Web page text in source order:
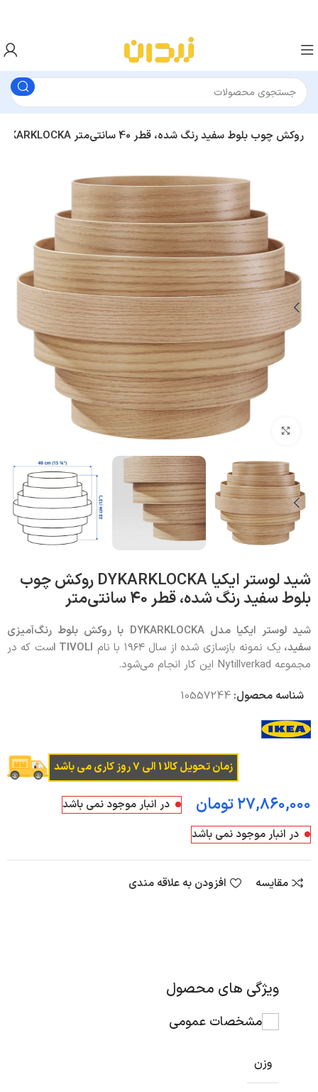
شید لوستر ایکیا DYKARKLOCKA روکش چوب بلوط سفید رنگ شده، قطر 40 سانتی‌متر
بزرگنمایی تصویر
شید لوستر ایکیا DYKARKLOCKA روکش چوب
بلوط سفید رنگ شده، قطر 40 سانتی‌متر
شید لوستر ایکیا مدلDYKARKLOCKA با
روکش بلوط رنگ‌آمیزی
سفید، یک نمونه بازسازی شده از سال ۱۹۶۴ با نام TIVOLI است که در
مجموعه Nytillverkad این کار انجام می‌شود.
شناسه محصول:10557244
زمان تحویل کالا 1 الی 7 روز کاری می باشد
تومان
در انبار موجود نمی باشد
در انبار موجود نمی باشد
مقایسه افزودن به علاقه مندی
ویژگی های محصول
مشخصات عمومی
وزن